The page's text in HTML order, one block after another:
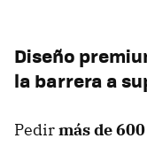
Diseño
la barrera a
Pedirmás de